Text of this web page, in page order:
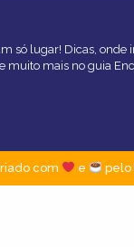
só lugar! Dicas, onde
muito mais no guia
com e pelo